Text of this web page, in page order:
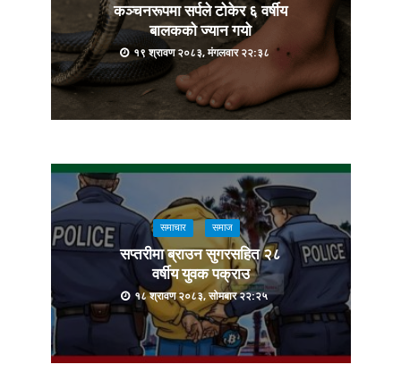
कञ्चनरूपमा सर्पले टोकेर ६ वर्षीय
बालकको ज्यान गयो
१९ श्रावण २०८३, मंगलवार २२:३८
समाचार समाज
सप्तरीमा ब्राउन सुगरसहित २८
वर्षीय युवक पक्राउ
१८ श्रावण २०८३, सोमबार २२:२५